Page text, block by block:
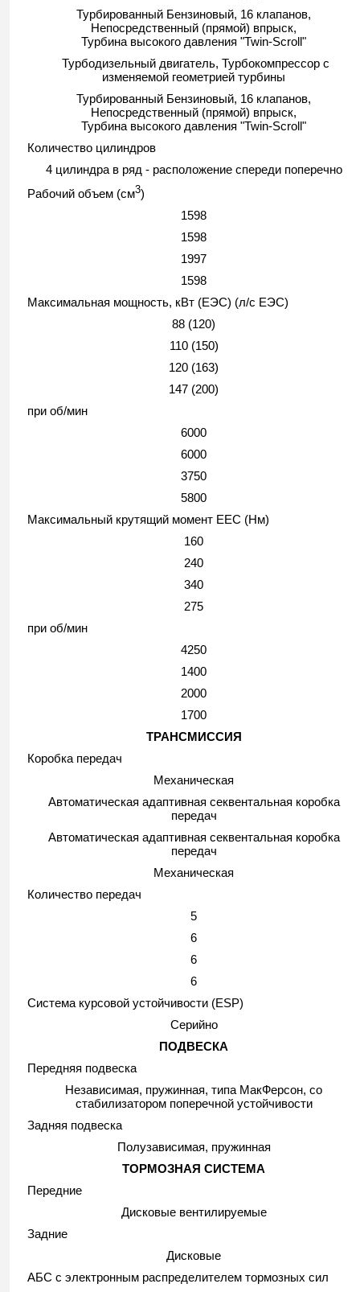
Турбированный Бензиновый, 16 клапанов,
Непосредственный (прямой) впрыск,
Турбина высокого давления "Twin-Scroll"
Турбодизельный двигатель, Турбокомпрессор с
изменяемой геометрией турбины
Турбированный Бензиновый, 16 клапанов,
Непосредственный (прямой) впрыск,
Турбина высокого давления "Twin-Scroll"
Количество цилиндров
4 цилиндра в ряд - расположение спереди поперечно
Рабочий объем (см3)
1598
1598
1997
1598
Максимальная мощность, кВт (ЕЭС) (л/с ЕЭС)
88 (120)
110 (150)
120 (163)
147 (200)
при об/мин
6000
6000
3750
5800
Максимальный крутящий момент EEC (Нм)
160
240
340
275
при об/мин
4250
1400
2000
1700
ТРАНСМИССИЯ
Коробка передач
Механическая
Автоматическая адаптивная секвентальная коробка
передач
Автоматическая адаптивная секвентальная коробка
передач
Механическая
Количество передач
5
6
6
6
Система курсовой устойчивости (ESP)
Серийно
ПОДВЕСКА
Передняя подвеска
Независимая, пружинная, типа МакФерсон, со
стабилизатором поперечной устойчивости
Задняя подвеска
Полузависимая, пружинная
ТОРМОЗНАЯ СИСТЕМА
Передние
Дисковые вентилируемые
Задние
Дисковые
АБС с электронным распределителем тормозных сил